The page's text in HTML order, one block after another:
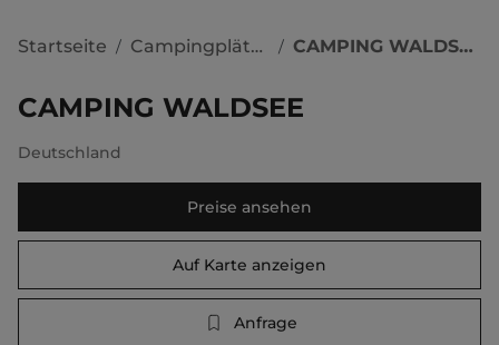
Startseite / Campingplätze / CAMPING WALDSEE
CAMPING WALDSEE
Deutschland
Preise ansehen
Auf Karte anzeigen
Anfrage